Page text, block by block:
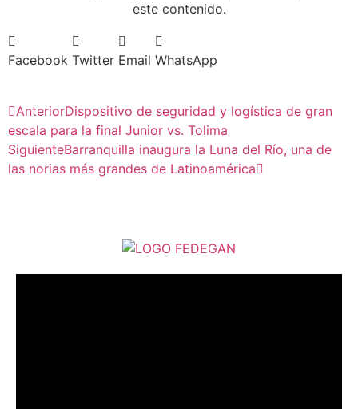
este contenido.
Facebook Twitter Email WhatsApp
AnteriorDispositivo de seguridad y logística de gran
escala para la final Junior vs. Tolima
SiguienteBarranquilla inaugura la Luna del Río, una de
las norias más grandes de Latinoamérica